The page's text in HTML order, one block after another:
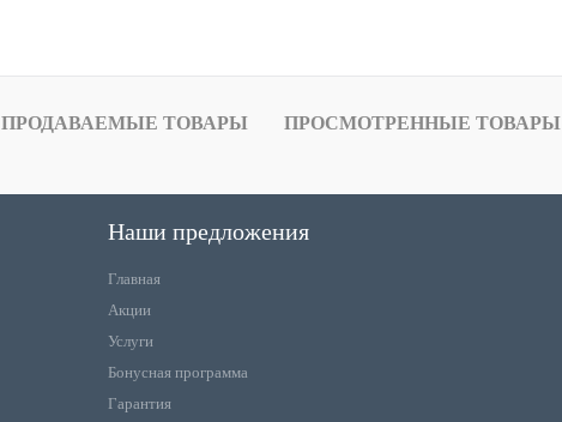
ТОВАРЫ ПРОСМОТРЕННЫЕ ТОВАРЫ
Наши предложения
Главная
Акции
Услуги
Бонусная программа
Гарантия